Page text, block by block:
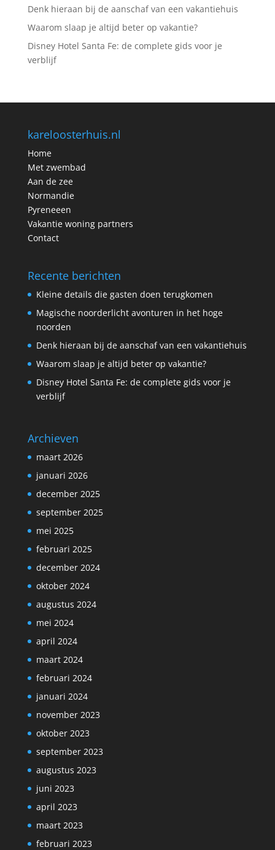
Denk hieraan bij de aanschaf van een vakantiehuis
Waarom slaap je altijd beter op vakantie?
Disney Hotel Santa Fe: de complete gids voor je
verblijf
kareloosterhuis.nl
Home
Met zwembad
Aan de zee
Normandie
Pyreneeen
Vakantie woning partners
Contact
Recente berichten
Kleine details die gasten doen terugkomen
Magische noorderlicht avonturen in het hoge
noorden
Denk hieraan bij de aanschaf van een vakantiehuis
Waarom slaap je altijd beter op vakantie?
Disney Hotel Santa Fe: de complete gids voor je
verblijf
Archieven
maart 2026
januari 2026
december 2025
september 2025
mei 2025
februari 2025
december 2024
oktober 2024
augustus 2024
mei 2024
april 2024
maart 2024
februari 2024
januari 2024
november 2023
oktober 2023
september 2023
augustus 2023
juni 2023
april 2023
maart 2023
februari 2023